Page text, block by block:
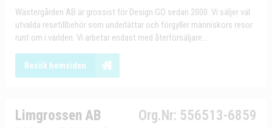
Wästergården AB är grossist för Design GO sedan 2000. Vi säljer väl
utvalda resetillbehör som underlättar och förgyller människors resor
runt om i världen. Vi arbetar endast med återförsäljare...
Besök hemsidan
Limgrossen AB Org.Nr: 556513-6859